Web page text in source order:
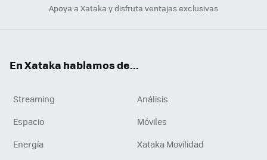
Apoya a Xataka y disfruta ventajas exclusivas
En Xataka hablamos de...
Streaming
Análisis
Espacio
Móviles
Energía
Xataka Movilidad